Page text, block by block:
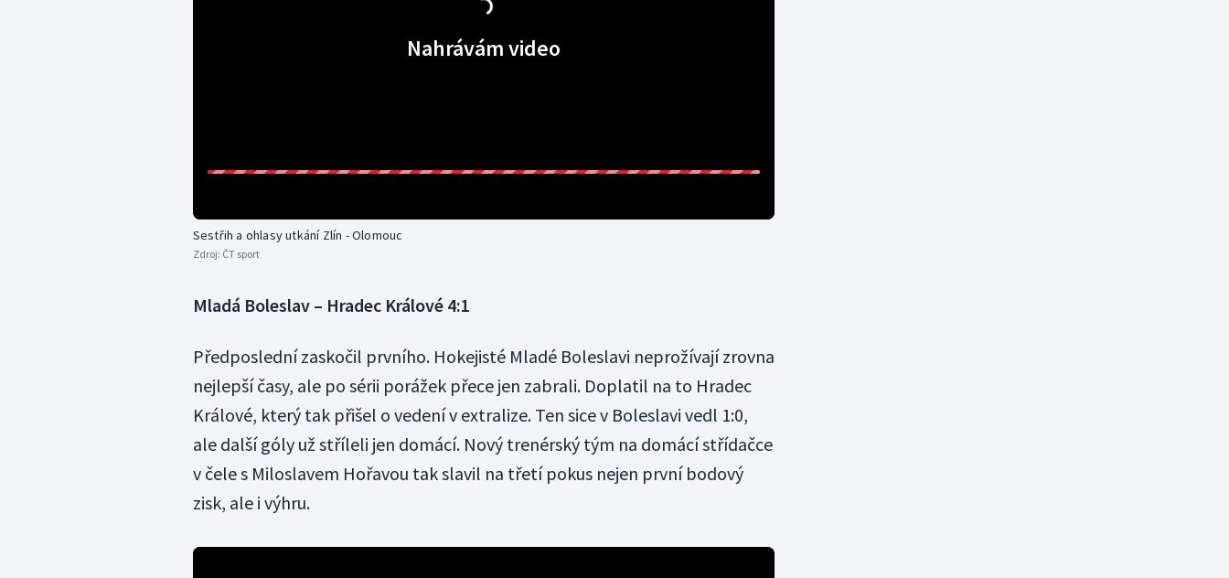
Nahrávám video
Sestřih a ohlasy utkání Zlín - Olomouc
Zdroj: ČT sport
Mladá Boleslav – Hradec Králové 4:1
Předposlední zaskočil prvního. Hokejisté Mladé Boleslavi neprožívají zrovna
nejlepší časy, ale po sérii porážek přece jen zabrali. Doplatil na to Hradec
Králové, který tak přišel o vedení v extralize. Ten sice v Boleslavi vedl 1:0,
ale další góly už stříleli jen domácí. Nový trenérský tým na domácí střídačce
v čele s Miloslavem Hořavou tak slavil na třetí pokus nejen první bodový
zisk, ale i výhru.